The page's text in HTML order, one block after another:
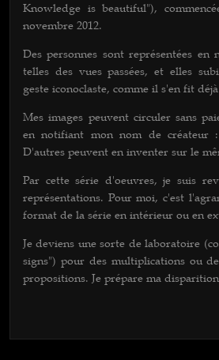
Knowledge is beautiful"),
novembre 2012.
Des personnes sont représentées en
telles des vues passées, et elles
geste iconoclaste, comme il s'en fit
Mes images peuvent circuler sans
en notifiant mon nom de créateur
D'autres peuvent en inventer sur le
Par cette série d'oeuvres, je suis
représentations. Pour moi, c'est
format de la série en intérieur ou en
Je deviens une sorte de laboratoire
signs") pour des multiplications ou
propositions. Je prépare ma